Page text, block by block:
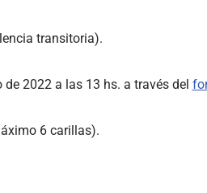
transitoria).
2022 a las 13 hs. a través del
6 carillas).